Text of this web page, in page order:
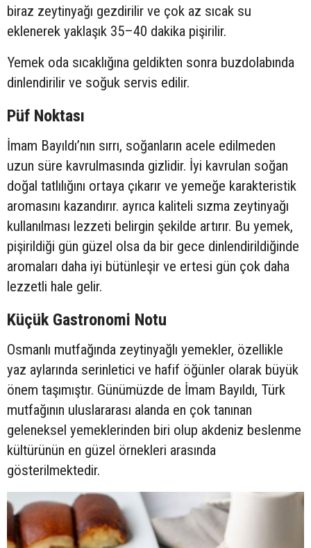
biraz zeytinyağı gezdirilir ve çok az sıcak su
eklenerek yaklaşık 35–40 dakika pişirilir.
Yemek oda sıcaklığına geldikten sonra buzdolabında
dinlendirilir ve soğuk servis edilir.
Püf Noktası
İmam Bayıldı’nın sırrı, soğanların acele edilmeden
uzun süre kavrulmasında gizlidir. İyi kavrulan soğan
doğal tatlılığını ortaya çıkarır ve yemeğe karakteristik
aromasını kazandırır. ayrıca kaliteli sızma zeytinyağı
kullanılması lezzeti belirgin şekilde artırır. Bu yemek,
pişirildiği gün güzel olsa da bir gece dinlendirildiğinde
aromaları daha iyi bütünleşir ve ertesi gün çok daha
lezzetli hale gelir.
Küçük Gastronomi Notu
Osmanlı mutfağında zeytinyağlı yemekler, özellikle
yaz aylarında serinletici ve hafif öğünler olarak büyük
önem taşımıştır. Günümüzde de İmam Bayıldı, Türk
mutfağının uluslararası alanda en çok tanınan
geleneksel yemeklerinden biri olup akdeniz beslenme
kültürünün en güzel örnekleri arasında
gösterilmektedir.